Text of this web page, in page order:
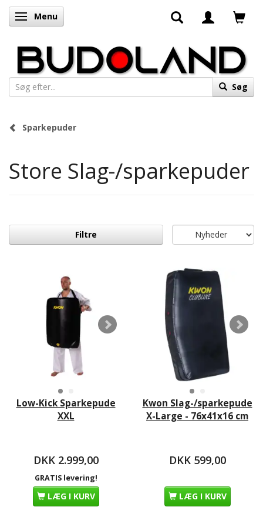
Skifte navigation
Menu
Søg
Sparkepuder
Store Slag-/sparkepuder
Filtre
Low-Kick Sparkepude
XXL
DKK 2.999,00
GRATIS levering!
LÆG I KURV
Kwon Slag-/sparkepude
X-Large - 76x41x16 cm
DKK 599,00
LÆG I KURV